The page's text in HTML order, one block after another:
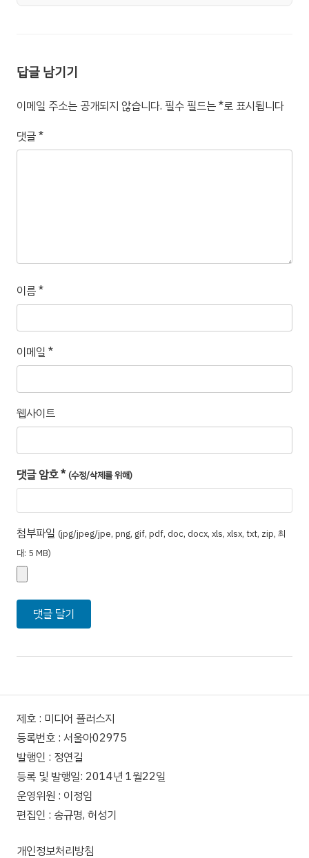
답글 남기기
이메일 주소는 공개되지 않습니다. 필수 필드는*로 표시됩니다
댓글*
이름*
이메일 *
웹사이트
댓글 암호* (수정/삭제를 위해)
첨부파일 (jpg/jpeg/jpe, png, gif, pdf, doc, docx, xls, xlsx, txt, zip, 최
대: 5 MB)
제호 : 미디어 플러스지
등록번호 : 서울아02975
발행인 : 정연길
등록 및 발행일: 2014년 1월22일
운영위원 : 이정임
편집인 : 송규명, 허성기
개인정보처리방침